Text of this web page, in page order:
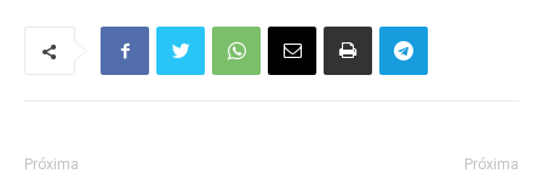
Próxima Próxima